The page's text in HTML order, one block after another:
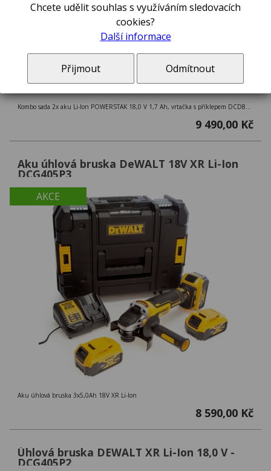
Kombo sada 2x aku Li-Ion POWERSTAK 18,0 V 1,7 Ah, vrtačka s příklepem DCD805 + rázový utahovák DCF850 + kufr TSTAK
9 490,00 Kč
AKCE
Aku úhlová bruska DeWALT 18V XR Li-Ion
DCG405P3
Aku úhlová bruska 3x5,0Ah 18V XR Li-Ion
8 590,00 Kč
Úhlová bruska DEWALT XR Li-Ion 18,0 V -
DCG405P2
Chcete udělit souhlas s využíváním sledovacích
cookies?
Další informace
Přijmout Odmítnout